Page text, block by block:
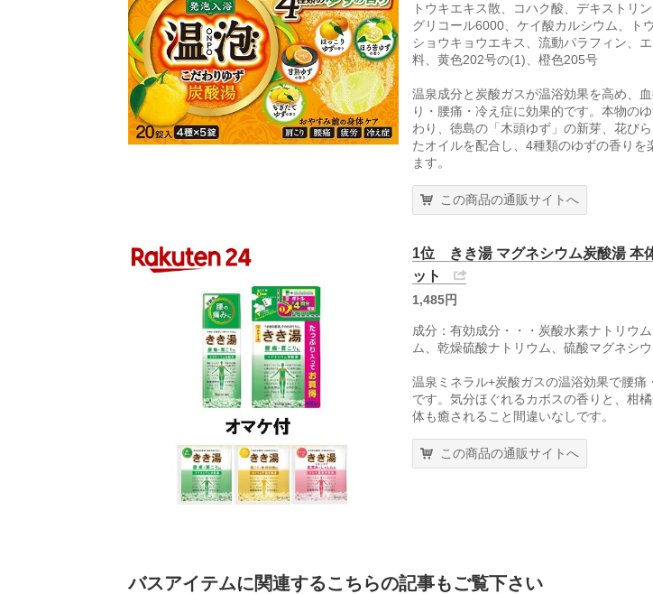
トウキエキス散、コハク酸、デキストリ
グリコール6000、ケイ酸カルシウム、ト
ショウキョウエキス、流動パラフィン、
料、黄色202号の(1)、橙色205号
温泉成分と炭酸ガスが温浴効果を高め、
り・腰痛・冷え症に効果的です。本物の
わり、徳島の「木頭ゆず」の新芽、花び
たオイルを配合し、4種類のゆずの香りを
ます。
この商品の通販サイトへ
1位 きき湯 マグネシウム炭酸湯 本
ット
1,485円
成分：有効成分・・・炭酸水素ナトリウ
ム、乾燥硫酸ナトリウム、硫酸マグネシウ
温泉ミネラル+炭酸ガスの温浴効果で腰痛
です。気分ほぐれるカボスの香りと、柑
体も癒されること間違いなしです。
この商品の通販サイトへ
バスアイテムに関連するこちらの記事もご覧下さい